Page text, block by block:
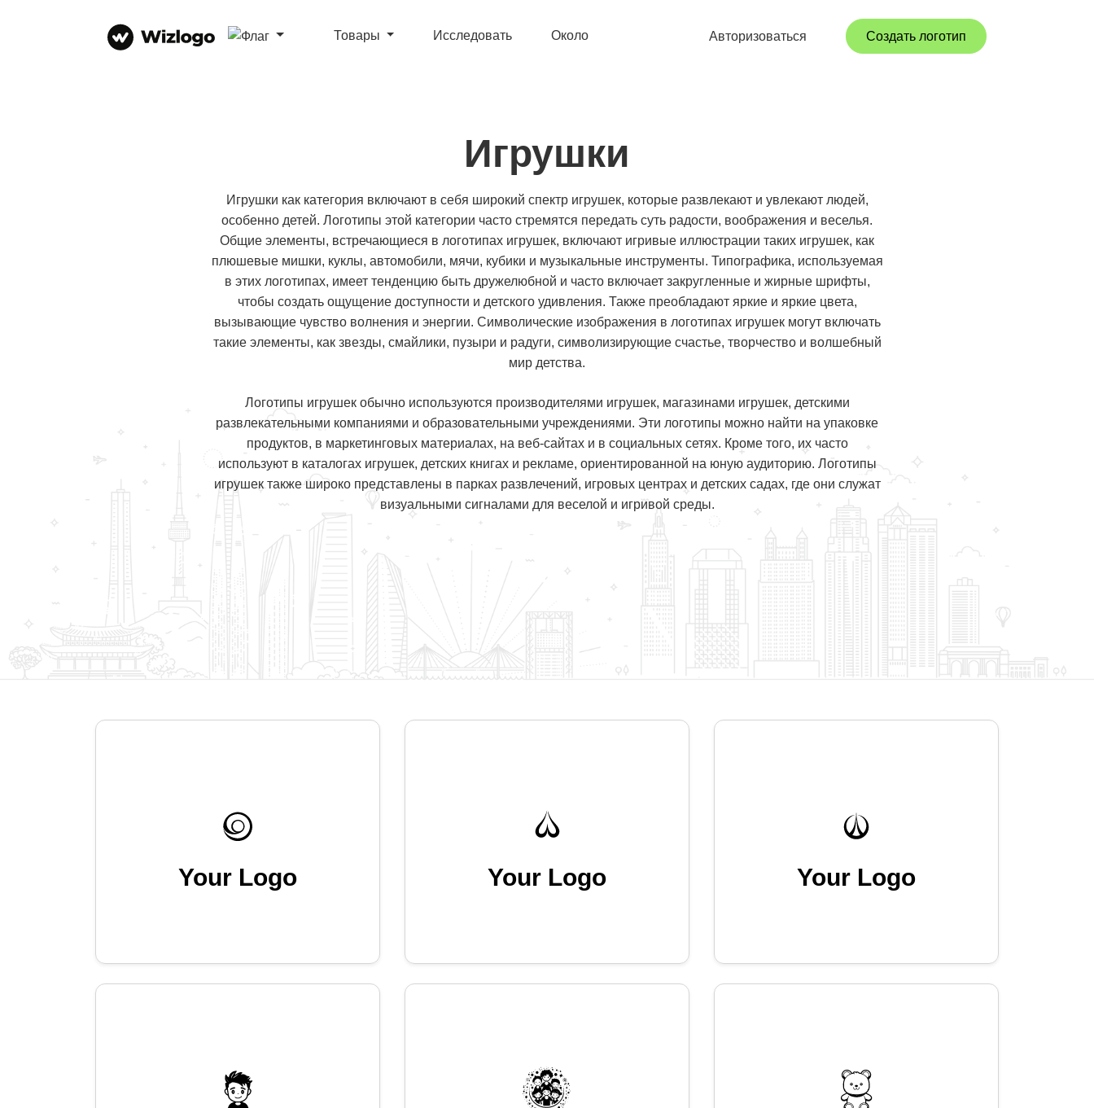
Товары Исследовать Около Авторизоваться Создать логотип
Игрушки
Игрушки как категория включают в себя широкий спектр игрушек, которые развлекают и увлекают людей,
особенно детей. Логотипы этой категории часто стремятся передать суть радости, воображения и веселья.
Общие элементы, встречающиеся в логотипах игрушек, включают игривые иллюстрации таких игрушек, как
плюшевые мишки, куклы, автомобили, мячи, кубики и музыкальные инструменты. Типографика, используемая
в этих логотипах, имеет тенденцию быть дружелюбной и часто включает закругленные и жирные шрифты,
чтобы создать ощущение доступности и детского удивления. Также преобладают яркие и яркие цвета,
вызывающие чувство волнения и энергии. Символические изображения в логотипах игрушек могут включать
такие элементы, как звезды, смайлики, пузыри и радуги, символизирующие счастье, творчество и волшебный
мир детства.
Логотипы игрушек обычно используются производителями игрушек, магазинами игрушек, детскими
развлекательными компаниями и образовательными учреждениями. Эти логотипы можно найти на упаковке
продуктов, в маркетинговых материалах, на веб-сайтах и в социальных сетях. Кроме того, их часто
используют в каталогах игрушек, детских книгах и рекламе, ориентированной на юную аудиторию. Логотипы
игрушек также широко представлены в парках развлечений, игровых центрах и детских садах, где они служат
визуальными сигналами для веселой и игривой среды.
Your Logo Your Logo Your Logo